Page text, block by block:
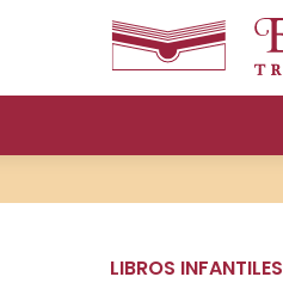
LIBROS INFANTILES